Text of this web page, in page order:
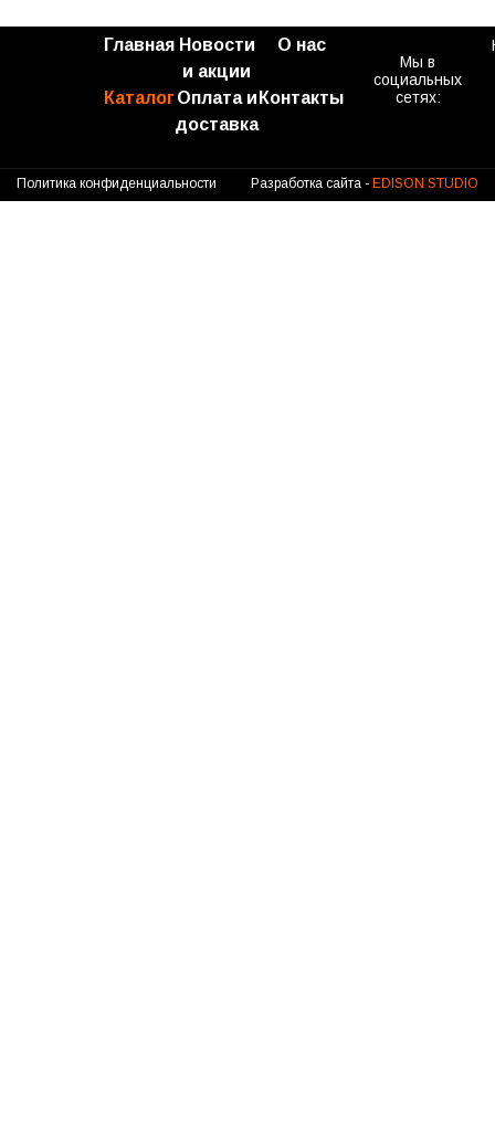
Главная
Каталог
Новости
и акции
Оплата и
доставка
О нас
Контакты
Мы в
социальных
сетях:
Политика конфиденциальности Разработка сайта - EDISON STUDIO